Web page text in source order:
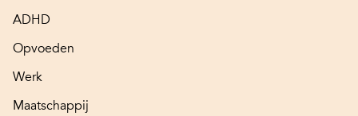
ADHD
Opvoeden
Werk
Maatschappij